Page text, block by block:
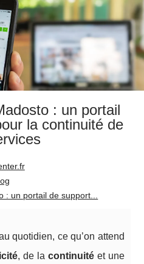
: un portail
la continuité de
: un portail de support...
quotidien, ce qu’on attend
, de la continuitéet une